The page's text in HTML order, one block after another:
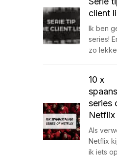
client
Ik ben
series!
zo
10 x
series
Netflix
Als
Netflix
ik iets